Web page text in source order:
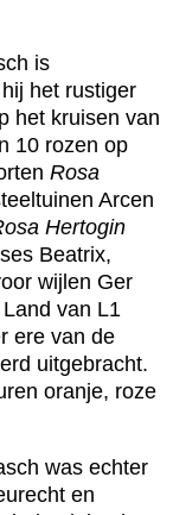
is
het rustiger
het kruisen van
10 rozen op
Rosa
Arcen
Hertogin
Beatrix,
wijlen Ger
van L1
ere van de
uitgebracht.
oranje, roze
was echter
en